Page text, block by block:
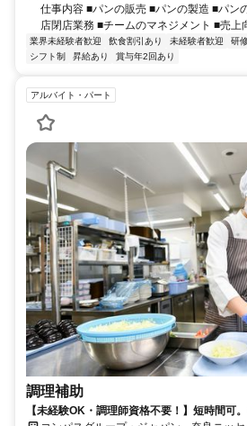
仕事内容 ■パンの販売 ■パンの製造 ■パン
店閉店業務 ■チームのマネジメント ■売上
業界未経験者歓迎 飲食割引あり 未経験者歓迎 研
シフト制
昇給あり 賞与年2回あり
アルバイト・パート
調理補助
【未経験OK・調理師資格不要！】短時間可